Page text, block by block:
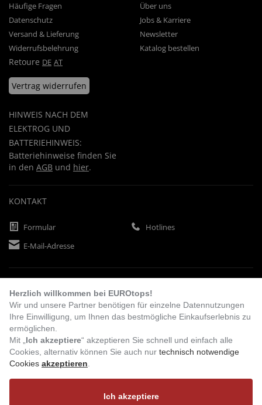
Häufige Fragen
Datenschutz
Versand & Lieferung
Widerrufsbelehrung
Retoure DE AT
Vertrag widerrufen
HINWEIS NACH DEM
ELEKTROG UND
BATTERIEHINWEIS:
Batteriehinweise finden Sie
in den AGB und hier.
Über uns
Jobs & Karriere
Newsletter
Katalog bestellen
KONTAKT
Formular
Hotlines
E-Mail-Adresse
Vorkasse Rechnung
BESUCHEN SIE UNS
Herzlich willkommen bei EUROtops!
Wir und unsere Partner benötigen für einzelne Datennutzungen
Ihre Einwilligung, um Ihnen das bestmögliche Einkaufserlebnis zu
ermöglichen.
Mit „ Ich akzeptiere“ akzeptieren Sie schnell und einfach alle
Cookies, alternativ können Sie auch nur technisch notwendige
Cookies akzeptieren
Ich akzeptiere